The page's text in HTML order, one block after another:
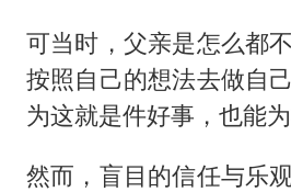
杭州全市
可当时，父亲是怎么都
按照自己的想法去做自
为这就是件好事，也能为
然而，盲目的信任与乐